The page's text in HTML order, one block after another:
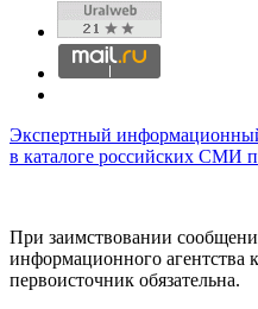
Экспертный
в каталоге российских СМИ
При заимствовании
информационного агентства
первоисточник обязательна.